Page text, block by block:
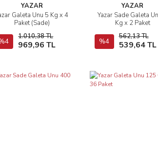
YAZAR
Galeta Unu 5 Kg x 4
Paket (Sade)
1.010,38 TL
969,96 TL
İncele
Sepete Ekle
YAZAR
Yazar Sade Galeta
Kg x 2 Paket
%4
562,13 TL
539,64 TL
İncele
Sepete Ekle